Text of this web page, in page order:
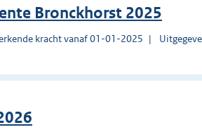
Bronckhorst 2025
kracht vanaf 01-01-2025